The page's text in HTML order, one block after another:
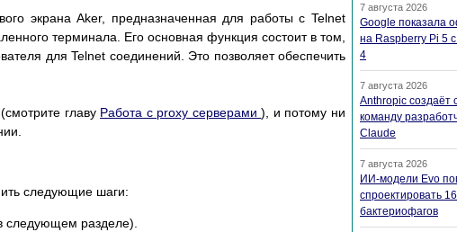
экрана Aker, предназначенная для работы с Telnet
терминала. Его основная функция состоит в том,
для Telnet соединений. Это позволяет обеспечить
главу Работа с proxy серверами), и потому ни
следующие шаги:
следующем разделе).
7 августа 2026
Google показала
на Raspberry Pi 5
4
7 августа 2026
Anthropic создаёт
команду
Claude
7 августа 2026
ИИ-модели Evo
спроектировать
бактериофагов